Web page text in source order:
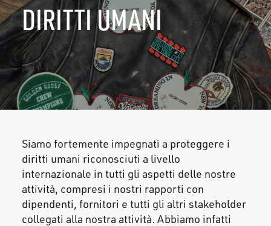
DIRITTI UMANI
Siamo fortemente impegnati a proteggere i
diritti umani riconosciuti a livello
internazionale in tutti gli aspetti delle nostre
attività, compresi i nostri rapporti con
dipendenti, fornitori e tutti gli altri stakeholder
collegati alla nostra attività. Abbiamo infatti